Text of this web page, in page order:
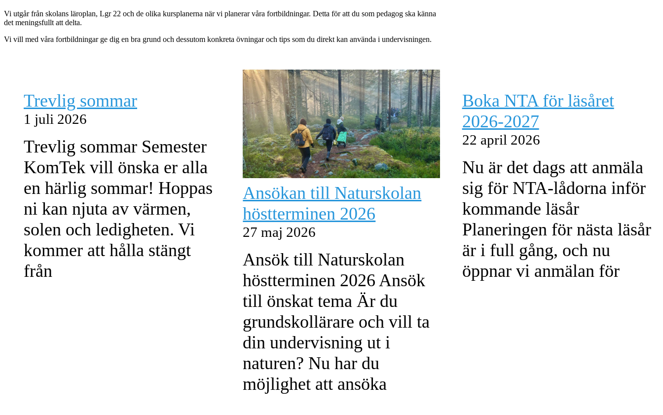
Vi utgår från skolans läroplan, Lgr 22 och de olika kursplanerna när vi planerar våra fortbildningar. Detta för att du som pedagog ska känna
det meningsfullt att delta.
Vi vill med våra fortbildningar ge dig en bra grund och dessutom konkreta övningar och tips som du direkt kan använda i undervisningen.
Trevlig sommar
1 juli 2026
Trevlig sommar Semester
KomTek vill önska er alla
en härlig sommar! Hoppas
ni kan njuta av värmen,
solen och ledigheten. Vi
kommer att hålla stängt
från
Ansökan till Naturskolan
höstterminen 2026
27 maj 2026
Ansök till Naturskolan
höstterminen 2026 Ansök
till önskat tema Är du
grundskollärare och vill ta
din undervisning ut i
naturen? Nu har du
möjlighet att ansöka
Boka NTA för läsåret
2026-2027
22 april 2026
Nu är det dags att anmäla
sig för NTA‑lådorna inför
kommande läsår
Planeringen för nästa läsår
är i full gång, och nu
öppnar vi anmälan för